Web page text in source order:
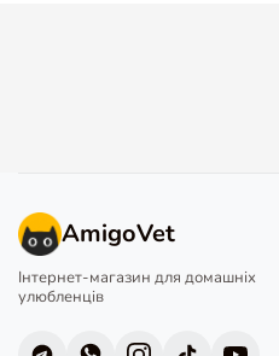
AmigoVet
Інтернет-магазин для домашніх
улюбленців